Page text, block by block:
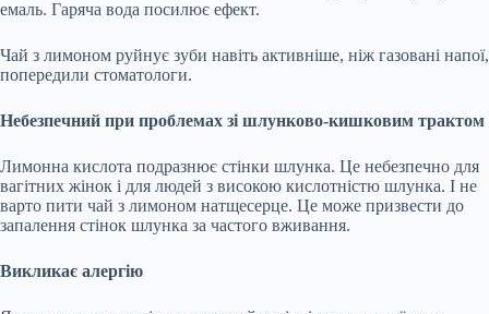
емаль. Гаряча вода посилює ефект.
Чай з лимоном руйнує зуби навіть активніше, ніж газовані напої,
попередили стоматологи.
Небезпечний при проблемах зі шлунково-кишковим трактом
Лимонна кислота подразнює стінки шлунка. Це небезпечно для
вагітних жінок і для людей з високою кислотністю шлунка. І не
варто пити чай з лимоном натщесерце. Це може призвести до
запалення стінок шлунка за частого вживання.
Викликає алергію